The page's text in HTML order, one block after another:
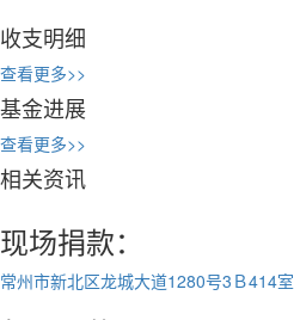
收支明细
查看更多>>
基金进展
查看更多>>
相关资讯
现场捐款：
常州市新北区龙城大道1280号3Ｂ414室